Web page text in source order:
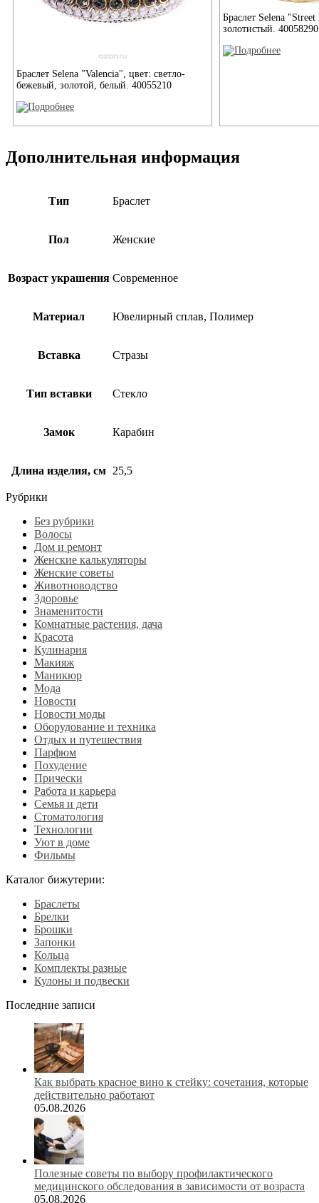
Браслет Selena "Valencia", цвет: светло-
бежевый, золотой, белый. 40055210
Браслет Selena
золотистый. 40058290
Дополнительная информация
Тип Браслет
Пол Женские
Возраст украшения Современное
Материал Ювелирный сплав, Полимер
Вставка Стразы
Тип вставки Стекло
Замок Карабин
Длина изделия, см 25,5
Рубрики
Без рубрики
Волосы
Дом и ремонт
Женские калькуляторы
Женские советы
Животноводство
Здоровье
Знаменитости
Комнатные растения, дача
Красота
Кулинария
Макияж
Маникюр
Мода
Новости
Новости моды
Оборудование и техника
Отдых и путешествия
Парфюм
Похудение
Прически
Работа и карьера
Семья и дети
Стоматология
Технологии
Уют в доме
Фильмы
Каталог бижутерии:
Браслеты
Брелки
Брошки
Запонки
Кольца
Комплекты разные
Кулоны и подвески
Последние записи
Как выбрать красное вино к стейку: сочетания, которые
действительно работают
05.08.2026
Полезные советы по выбору профилактического
медицинского обследования в зависимости от возраста
05.08.2026